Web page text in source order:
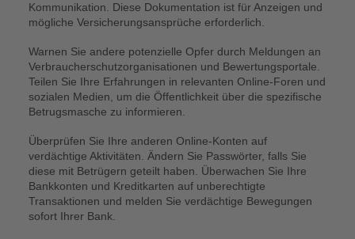
Kommunikation. Diese Dokumentation ist für Anzeigen und
mögliche Versicherungsansprüche erforderlich.
Warnen Sie andere potenzielle Opfer durch Meldungen an
Verbraucherschutzorganisationen und Bewertungsportale.
Teilen Sie Ihre Erfahrungen in relevanten Online-Foren und
sozialen Medien, um die Öffentlichkeit über die spezifische
Betrugsmasche zu informieren.
Überprüfen Sie Ihre anderen Online-Konten auf
verdächtige Aktivitäten. Ändern Sie Passwörter, falls Sie
diese mit Betrügern geteilt haben. Überwachen Sie Ihre
Bankkonten und Kreditkarten auf unberechtigte
Transaktionen und melden Sie verdächtige Bewegungen
sofort Ihrer Bank.